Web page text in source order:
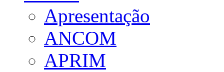
Apresentação
ANCOM
APRIM